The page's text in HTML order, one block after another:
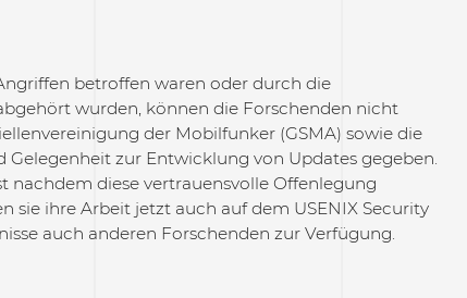
betroffen waren oder durch die
wurden, können die Forschenden nicht
der Mobilfunker (GSMA) sowie die
zur Entwicklung von Updates gegeben.
nachdem diese vertrauensvolle Offenlegung
sie ihre Arbeit jetzt auch auf dem USENIX Security
auch anderen Forschenden zur Verfügung.